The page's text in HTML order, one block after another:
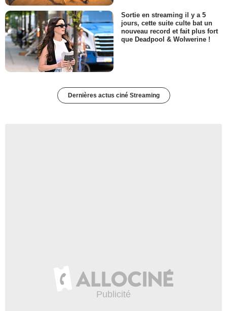
Sortie en streaming il y a 5
jours, cette suite culte bat un
nouveau record et fait plus fort
que Deadpool & Wolwerine !
Dernières actus ciné Streaming